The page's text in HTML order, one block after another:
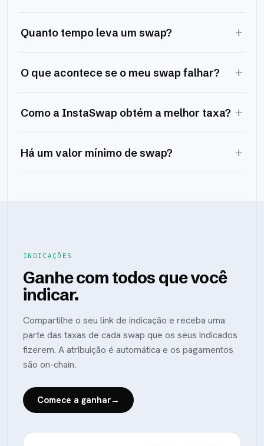
Quanto tempo leva um swap? +
O que acontece se o meu swap falhar? +
Como a InstaSwap obtém a melhor taxa? +
Há um valor mínimo de swap? +
INDICAÇÕES
Ganhe com todos que você
indicar.
Compartilhe o seu link de indicação e receba uma
parte das taxas de cada swap que os seus indicados
fizerem. A atribuição é automática e os pagamentos
são on-chain.
Comece a ganhar→